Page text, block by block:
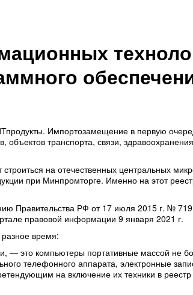
Импортозамещение в первую
транспорта, связи,
на отечественных центральных
при Минпромторге. Именно на этот
Правительства РФ от 17 июля 2015 г. №
правовой информации 9 января 2021 г.
время:
— это компьютеры портативные массой не
телефонного аппарата, электронные
на включение их техники в